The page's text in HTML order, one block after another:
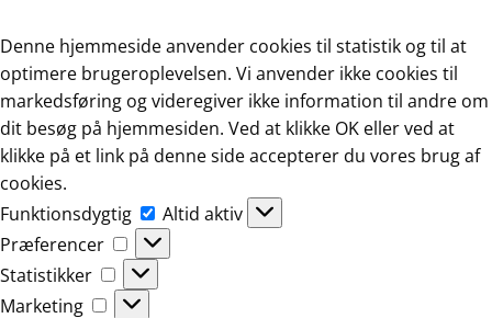
Denne hjemmeside anvender cookies til statistik og til at
optimere brugeroplevelsen. Vi anvender ikke cookies til
markedsføring og videregiver ikke information til andre om
dit besøg på hjemmesiden. Ved at klikke OK eller ved at
klikke på et link på denne side accepterer du vores brug af
cookies.
Funktionsdygtig
Funktionsdygtig
Altid aktiv
Præferencer
Præferencer
Statistikker
Statistikker
Marketing
Marketing